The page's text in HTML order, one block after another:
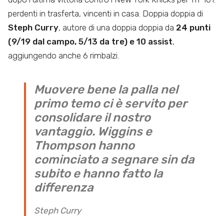
perdenti in trasferta, vincenti in casa. Doppia doppia di
Steph Curry, autore di una doppia doppia da 24 punti
(9/19 dal campo, 5/13 da tre) e 10 assist,
aggiungendo anche 6 rimbalzi.
Muovere bene la palla nel
primo temo ci è servito per
consolidare il nostro
vantaggio. Wiggins e
Thompson hanno
cominciato a segnare sin da
subito e hanno fatto la
differenza
Steph Curry